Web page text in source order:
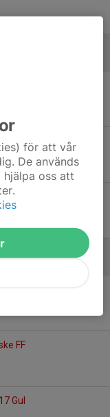
FF
Gul
för att vår
De används
oss att